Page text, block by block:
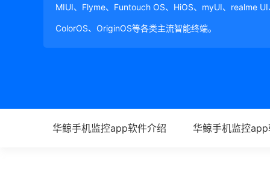
MIUI、Flyme、Funtouch OS、HiOS、myUI、realme UI
ColorOS、OriginOS等各类主流智能终端。
华鲸手机监控app软件介绍 华鲸手机监控